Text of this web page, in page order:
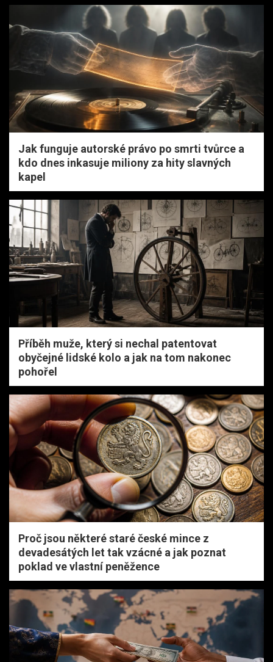
Jak funguje autorské právo po smrti tvůrce a
kdo dnes inkasuje miliony za hity slavných
kapel
Příběh muže, který si nechal patentovat
obyčejné lidské kolo a jak na tom nakonec
pohořel
Proč jsou některé staré české mince z
devadesátých let tak vzácné a jak poznat
poklad ve vlastní peněžence